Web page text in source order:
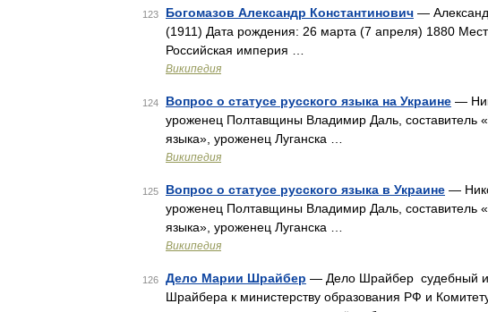
123 Богомазов Александр Константинович —
(1911) Дата рождения: 26 марта (7 апреля) 1880
Российская империя …
Википедия
124 Вопрос о статусе русского языка на Украине —
уроженец Полтавщины Владимир Даль, составитель
языка», уроженец Луганска …
Википедия
125 Вопрос о статусе русского языка в Украине —
уроженец Полтавщины Владимир Даль, составитель
языка», уроженец Луганска …
Википедия
126 Дело Марии Шрайбер — Дело Шрайбер судебный
Шрайбера к министерству образования РФ и